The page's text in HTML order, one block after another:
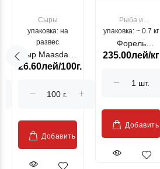
Сыры
упаковка: на
развес
Сыр Maasdam
Sublime Cow
26.60лей/100г.
Добавить
Рыба и
морепродукты
упаковка: ~ 0.7 кг
Форель
лососевая
Moldovenesc"
235.00лей/кг
Добавить